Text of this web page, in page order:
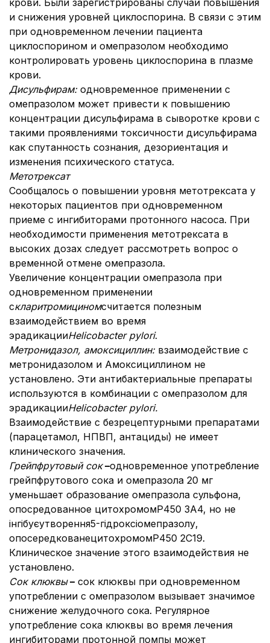
крови. Были зарегистрированы случаи повышения
и снижения уровней циклоспорина. В связи с этим
при одновременном лечении пациента
циклоспорином и омепразолом необходимо
контролировать уровень циклоспорина в плазме
крови.
Дисульфирам: одновременное применении с
омепразолом может привести к повышению
концентрации дисульфирама в сыворотке крови с
такими проявлениями токсичности дисульфирама
как спутанность сознания, дезориентация и
изменения психического статуса.
Метотрексат
Сообщалось о повышении уровня метотрексата у
некоторых пациентов при одновременном
приеме с ингибиторами протонного насоса. При
необходимости применения метотрексата в
высоких дозах следует рассмотреть вопрос о
временной отмене омепразола.
Увеличение концентрации омепразола при
одновременном применении
скларитромициномсчитается полезным
взаимодействием во время
эрадикацииHelicobacterpylori.
Метронидазол, амоксициллин: взаимодействие с
метронидазолом и Амоксициллином не
установлено. Эти антибактериальные препараты
используются в комбинации с омепразолом для
эрадикацииHelicobacter pylori.
Взаимодействие с безрецептурными препаратами
(парацетамол, НПВП, антациды) не имеет
клинического значения.
Грейпфрутовый сок–одновременное употребление
грейпфрутового сока и омепразола 20 мг
уменьшает образование омепразола сульфона,
опосредованное цитохромомР450 3A4, но не
інгібуєутворення5-гідроксіомепразолу,
опосередкованецитохромомР450 2С19.
Клиническое значение этого взаимодействия не
установлено.
Сок клюквы– сок клюквы при одновременном
употреблении с омепразолом вызывает значимое
снижение желудочного сока. Регулярное
употребление сока клюквы во время лечения
ингибиторами протонной помпы может